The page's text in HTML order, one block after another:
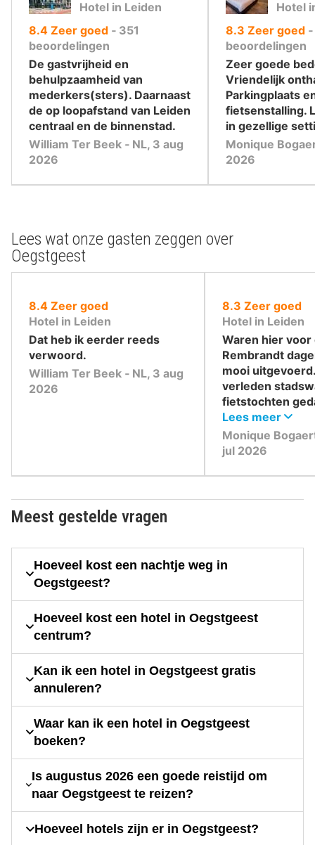
Hotel in Leiden
8.4uit
10
,
Zeer goed ‐ 351
beoordelingen
De gastvrijheid en
behulpzaamheid van
mederkers(sters). Daarnaast
de op loopafstand van Leiden
centraal en de binnenstad.
William Ter Beek ‐ NL, 3 aug
2026
Hotel
8.3 uit
10
,
Zeer goed ‐
beoordelingen
Zeer goede
Vriendelijk
Parkingplaats
fietsenstalling.
in gezellige
Monique
2026
Lees wat onze gasten zeggen over
Oegstgeest
8.4uit
10
,
Zeer goed
Hotel in Leiden
Dat heb ik eerder reeds
verwoord.
William Ter Beek ‐ NL, 3 aug
2026
8.3 uit
10
,
Zeer goed
Hotel in Leiden
Waren hier voor
Rembrandt
mooi
verleden
fietstochten
mooie stad en
Lees meer
Monique
jul 2026
Meest gestelde vragen
Hoeveel kost een nachtje weg in
Oegstgeest?
Hoeveel kost een hotel in Oegstgeest
centrum?
Kan ik een hotel in Oegstgeest gratis
annuleren?
Waar kan ik een hotel in Oegstgeest
boeken?
Is augustus 2026 een goede reistijd om
naar Oegstgeest te reizen?
Hoeveel hotels zijn er in Oegstgeest?